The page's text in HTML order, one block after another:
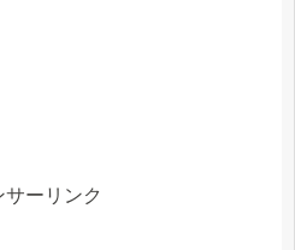
サーリンク